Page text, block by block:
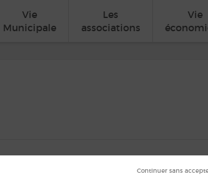
Vie
Municipale
Les
associations
Vie